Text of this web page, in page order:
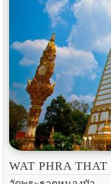
WAT PHRA